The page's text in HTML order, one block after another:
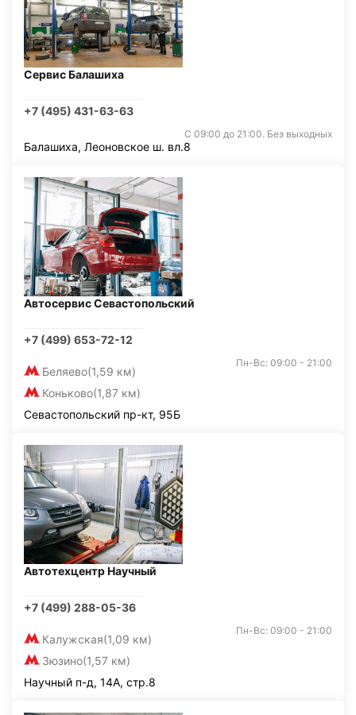
Сервис Балашиха
+7 (495) 431-63-63
С 09:00 до 21:00. Без выходных
Балашиха, Леоновское ш. вл.8
Автосервис Севастопольский
+7 (499) 653-72-12
Беляево(1,59 км)
Коньково(1,87 км)
Пн-Вс: 09:00 - 21:00
Севастопольский пр-кт, 95Б
Автотехцентр Научный
+7 (499) 288-05-36
Калужская(1,09 км)
Зюзино(1,57 км)
Пн-Вс: 09:00 - 21:00
Научный п-д, 14А, стр.8